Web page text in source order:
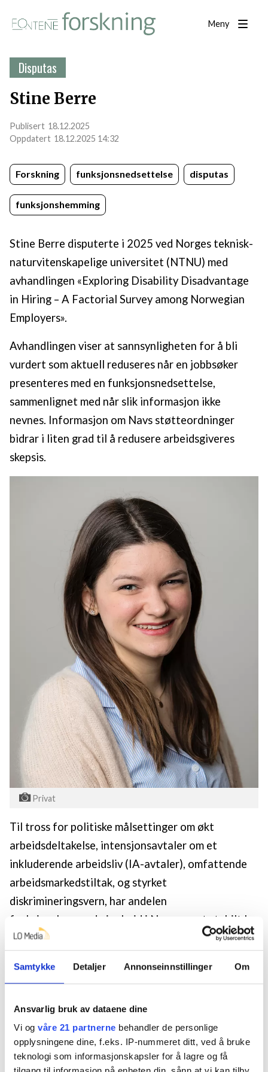
Samtykke Detaljer Annonseinnstillinger Om
Ansvarlig bruk av dataene dine
Vi og våre 21 partnerne behandler de personlige
opplysningene dine, f.eks. IP-nummeret ditt, ved å bruke
teknologi som informasjonskapsler for å lagre og få
Meny
Disputas
Stine Berre
18.12.2025
18.12.2025 14:32
Forskning funksjonsnedsettelse disputas
funksjonshemming
Stine Berre disputerte i 2025 ved Norges teknisk-
naturvitenskapelige universitet (NTNU) med
avhandlingen «Exploring Disability Disadvantage
in Hiring – A Factorial Survey among Norwegian
Employers».
Avhandlingen viser at sannsynligheten for å bli
vurdert som aktuell reduseres når en jobbsøker
presenteres med en funksjonsnedsettelse,
sammenlignet med når slik informasjon ikke
nevnes. Informasjon om Navs støtteordninger
bidrar i liten grad til å redusere arbeidsgiveres
skepsis.
Privat
Til tross for politiske målsettinger om økt
arbeidsdeltakelse, intensjonsavtaler om et
inkluderende arbeidsliv (IA-avtaler), omfattende
arbeidsmarkedstiltak, og styrket
diskrimineringsvern, har andelen
funksjonshemmede i arbeid i Norge vært stabilt lav
de siste 25 årene, om lag 30 prosentpoeng lavere
Denne avhandlingen retter oppmerksomheten mot
arbeidsgivere som portvoktere til arbeidslivet ved
å undersøke hvordan jobbsøkere med
funksjonsnedsettelser vurderes for ansettelse.
Den ser også på hvordan andre faktorer påvirker